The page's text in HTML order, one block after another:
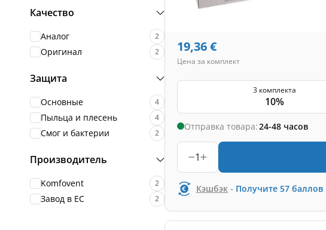
Качество
Аналог 2
Оригинал 2
Защита
Основные 4
Пыльца и плесень 4
Смог и бактерии 2
Производитель
Komfovent 2
Завод в ЕС 2
19,36€
Цена за комплект
3 комплекта
10%
Отправка товара:24-48 часов
1
Кэшбэк - Получите 57 баллов